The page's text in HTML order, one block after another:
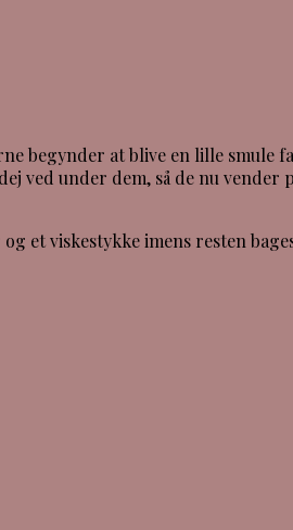
begynder at blive en lille smule
ved under dem, så de nu vender
et viskestykke imens resten